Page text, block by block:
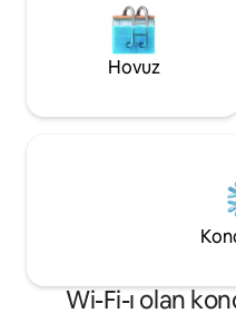
Hovuz
Wi-Fi-ı olan